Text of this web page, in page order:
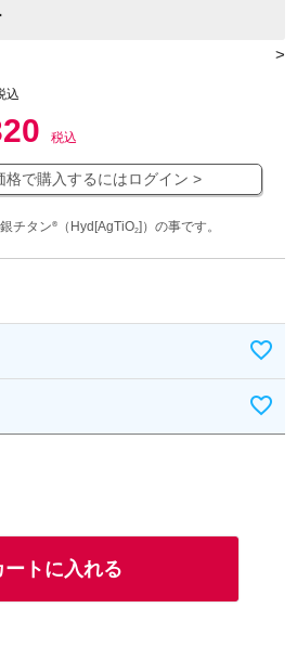
>
込
税込
格で購入するにはログイン >
チタン®（Hyd[AgTiO2]）の事です。
ートに入れる